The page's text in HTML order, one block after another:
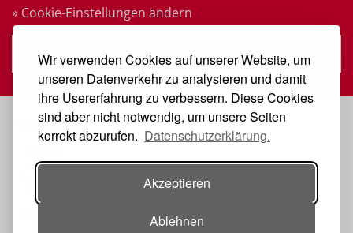
Wir verwenden Cookies auf unserer Website, um
unseren Datenverkehr zu analysieren und damit
ihre Usererfahrung zu verbessern. Diese Cookies
sind aber nicht notwendig, um unsere Seiten
korrekt abzurufen. Datenschutzerklärung.
Akzeptieren
Ablehnen
» Cookie-Einstellungen ändern
» Vertrag widerrufen
VERANSTALTER